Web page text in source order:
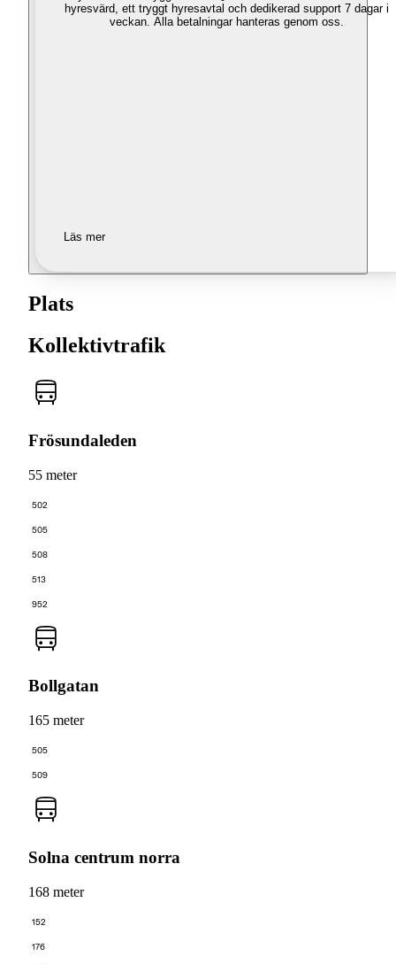
hyresvärd, ett tryggt hyresavtal och dedikerad support 7 dagar i
veckan. Alla betalningar hanteras genom oss.
Läs mer
Plats
Kollektivtrafik
Frösundaleden
55 meter
502
505
508
513
952
Bollgatan
165 meter
505
509
Solna centrum norra
168 meter
152
176